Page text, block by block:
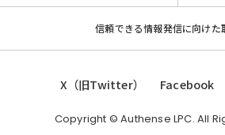
信頼できる情報発信に向けた
X（旧Twitter） Facebook
Copyright © Authense LPC. All